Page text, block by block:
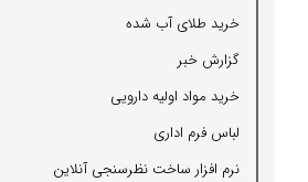
خرید طلای آب شده
گزارش خبر
خرید مواد اولیه دارویی
لباس فرم اداری
نرم افزار ساخت نظرسنجی آنلاین